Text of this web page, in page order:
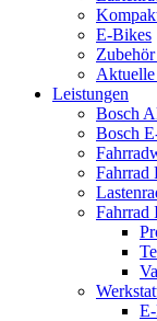
E-Bikes
Leistungen
Bosch
Bosch
Fahrrad
Fahrrad